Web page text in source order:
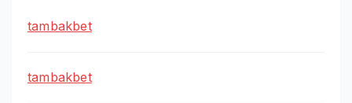
tambakbet
tambakbet